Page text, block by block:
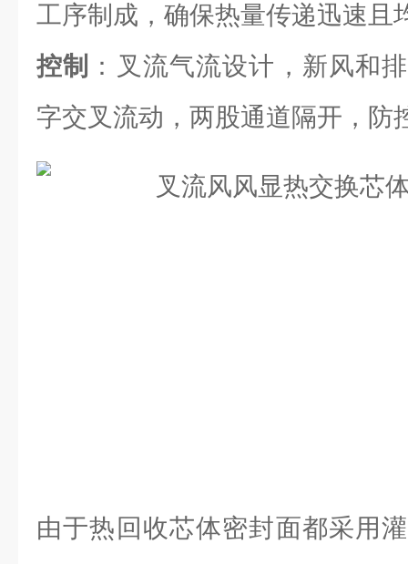
工序制成，确保热量传递迅速且
控制
：叉流气流设计，新风和
字交叉流动，两股通道隔开，防
由于热回收芯体密封面都采用